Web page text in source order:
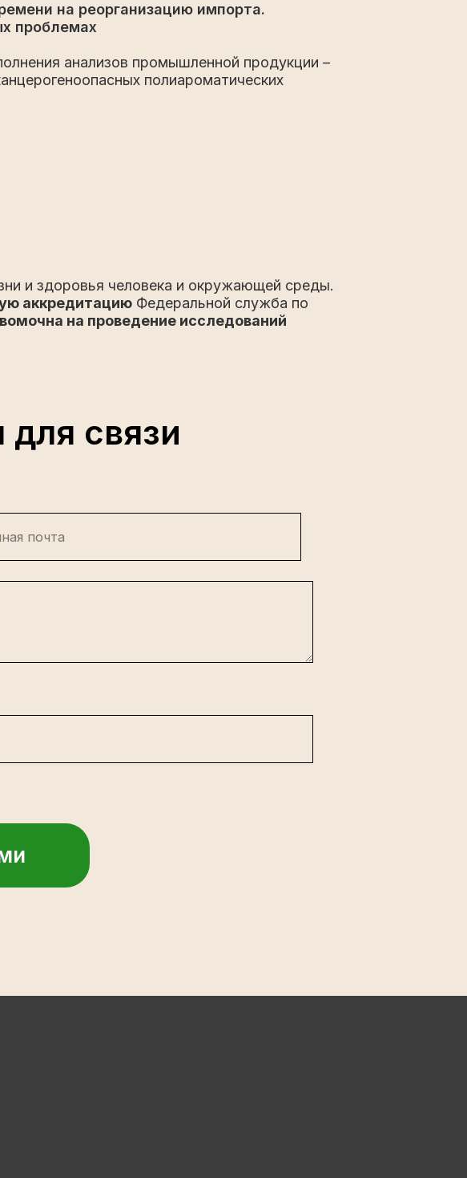
на реорганизацию импорта.
проблемах
анализов промышленной продукции –
полиароматических
и здоровья человека и окружающей среды.
аккредитацию Федеральной служба по
на проведение исследований
для связи
почта